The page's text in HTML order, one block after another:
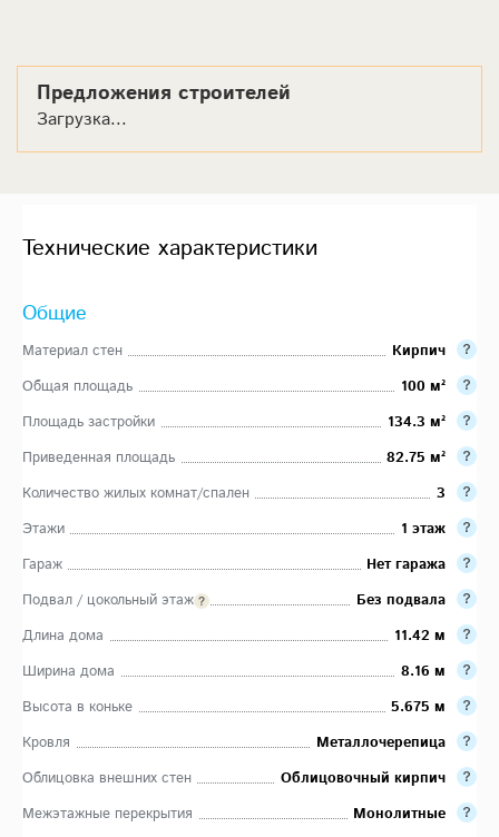
Предложения строителей
Загрузка...
Технические характеристики
Общие
Материал стен
Кирпич
Общая площадь
100 м²
Площадь застройки
134.3 м²
Приведенная площадь
82.75 м²
Количество жилых комнат/спален
3
Этажи
1 этаж
Гараж
Нет гаража
Подвал / цокольный этаж
Без подвала
Длина дома
11.42 м
Ширина дома
8.16 м
Высота в коньке
5.675 м
Кровля
Металлочерепица
Облицовка внешних стен
Облицовочный кирпич
Межэтажные перекрытия
Монолитные